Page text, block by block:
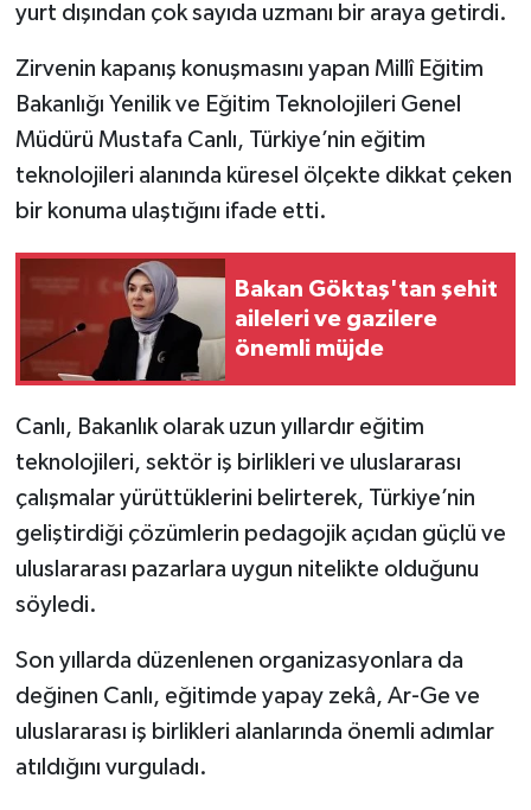
yurt dışından çok sayıda uzmanı bir araya getirdi.
Zirvenin kapanış konuşmasını yapan Millî Eğitim
Bakanlığı Yenilik ve Eğitim Teknolojileri Genel
Müdürü Mustafa Canlı, Türkiye’nin eğitim
teknolojileri alanında küresel ölçekte dikkat çeken
bir konuma ulaştığını ifade etti.
Bakan Göktaş'tan şehit
aileleri ve gazilere
önemli müjde
Canlı, Bakanlık olarak uzun yıllardır eğitim
teknolojileri, sektör iş birlikleri ve uluslararası
çalışmalar yürüttüklerini belirterek, Türkiye’nin
geliştirdiği çözümlerin pedagojik açıdan güçlü ve
uluslararası pazarlara uygun nitelikte olduğunu
söyledi.
Son yıllarda düzenlenen organizasyonlara da
değinen Canlı, eğitimde yapay zekâ, Ar-Ge ve
uluslararası iş birlikleri alanlarında önemli adımlar
atıldığını vurguladı.